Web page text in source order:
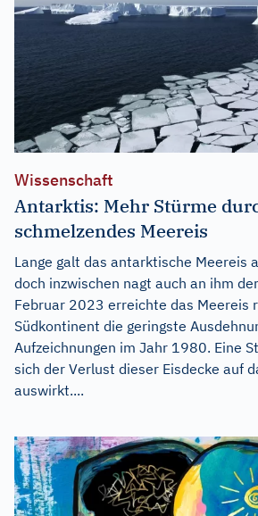
Wissenschaft
Antarktis: Mehr Stürme
schmelzendes Meereis
Lange galt das antarktische Meereis
doch inzwischen nagt auch an ihm
Februar 2023 erreichte das Meereis
Südkontinent die geringste
Aufzeichnungen im Jahr 1980. Eine
sich der Verlust dieser Eisdecke auf
auswirkt....